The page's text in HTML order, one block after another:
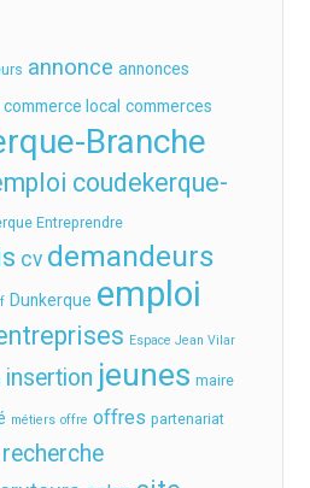
annonce annonces
commerce local commerces
Branche
coudekerque-
Entreprendre
cv demandeurs
Dunkerque emploi
Espace Jean Vilar
insertion jeunes maire
métiers offre offres partenariat
recherche